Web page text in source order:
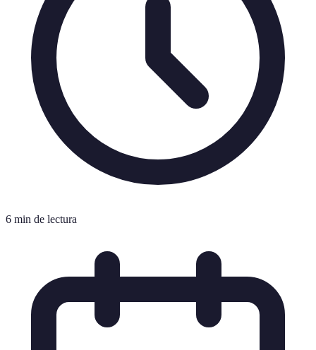
6 min de lectura